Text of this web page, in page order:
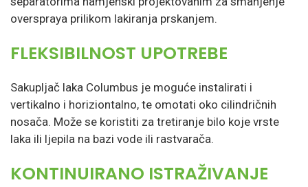
overspraya prilikom lakiranja prskanjem.
FLEKSIBILNOST UPOTREBE
Sakupljač laka Columbus je moguće instalirati i
vertikalno i horiziontalno, te omotati oko cilindričnih
nosača. Može se koristiti za tretiranje bilo koje vrste
laka ili ljepila na bazi vode ili rastvarača.
KONTINUIRANO ISTRAŽIVANJE